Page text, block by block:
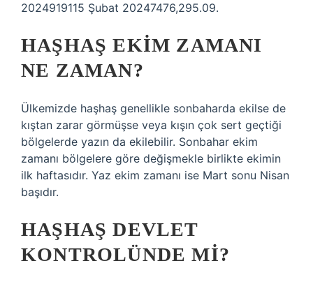
2024919115 Şubat 20247476,295.09.
HAŞHAŞ EKIM ZAMANI
NE ZAMAN?
Ülkemizde haşhaş genellikle sonbaharda ekilse de
kıştan zarar görmüşse veya kışın çok sert geçtiği
bölgelerde yazın da ekilebilir. Sonbahar ekim
zamanı bölgelere göre değişmekle birlikte ekimin
ilk haftasıdır. Yaz ekim zamanı ise Mart sonu Nisan
başıdır.
HAŞHAŞ DEVLET
KONTROLÜNDE MI?